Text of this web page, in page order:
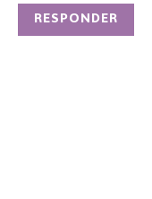
RESPONDER